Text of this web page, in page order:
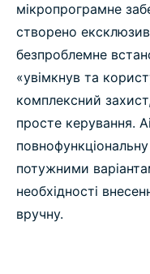
мікропрограмне
створено
безпроблемне
«увімкнув та
комплексний
просте керування.
потужними
необхідності
вручну.